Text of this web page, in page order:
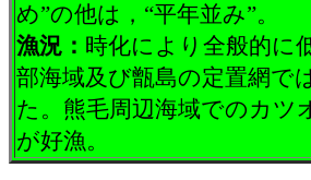
め”の他は，“平年並み”。
漁況： 時化により全般的に
部海域及び甑島の定置網で
た。熊毛周辺海域でのカツ
が好漁。